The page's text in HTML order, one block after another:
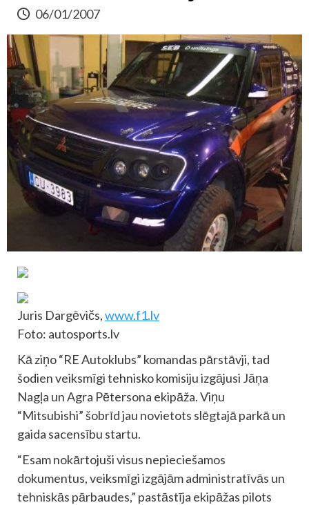
06/01/2007
Juris Dargēvičs,www.f1.lv
Foto: autosports.lv
Kā ziņo “RE Autoklubs” komandas pārstāvji, tad
šodien veiksmīgi tehnisko komisiju izgājusi Jāņa
Nagļa un Agra Pētersona ekipāža. Viņu
“Mitsubishi” šobrīd jau novietots slēgtajā parkā un
gaida sacensību startu.
“Esam nokārtojuši visus nepieciešamos
dokumentus, veiksmīgi izgājām administratīvās un
tehniskās pārbaudes,” pastāstīja ekipāžas pilots